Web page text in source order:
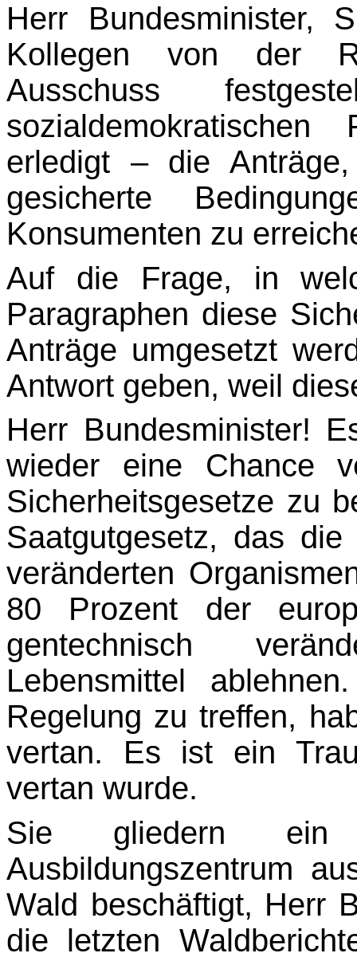
Herr Bundesminister,
Kollegen von der
Ausschuss
erledigt – die
gesicherte
Konsumenten zu
Auf die Frage, in
Paragraphen diese
Anträge umgesetzt
Antwort geben, weil
Herr Bundesminister!
wieder eine Chance
Sicherheitsgesetze zu
Saatgutgesetz, das
veränderten
80 Prozent der
gentechnisch
Lebensmittel
Regelung zu treffen,
vertan. Es ist ein
vertan wurde.
Sie gliedern ein
Ausbildungszentrum
Wald beschäftigt, Herr
die letzten